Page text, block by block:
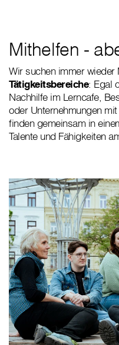
Mithelfen -
Wir suchen immer wieder
Tätigkeitsbereiche: Egal
Nachhilfe im Lerncafe,
oder Unternehmungen
finden gemeinsam in
Talente und Fähigkeiten